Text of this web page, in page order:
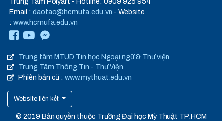
Trung Tâm Polyart - Hotline: 0909 925 954
Email : daotao@hcmufa.edu.vn - Website
: www.hcmufa.edu.vn
Trung tâm MTUD Tin học Ngoại ngữ & Thư viện
Trung Tâm Thông Tin - Thư Viện
Phiên bản cũ : www.mythuat.edu.vn
Website liên kết
© 2019 Bản quyền thuộc Trường Đại học Mỹ Thuật TP.HCM